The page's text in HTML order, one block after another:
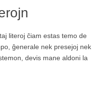
literoj ĉiam estas temo de
ĝenerale nek presejoj nek
devis mane aldoni la